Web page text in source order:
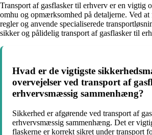
Transport af gasflasker til erhverv er en vigtig
omhu og opmærksomhed på detaljerne. Ved
regler og anvende specialiserede
sikker og pålidelig transport af gasflasker til
Hvad er de vigtigste
overvejelser ved transport af
erhvervsmæssig sammenhæng?
Sikkerhed er afgørende ved transport af
erhvervsmæssig sammenhæng. Det er
flaskerne er korrekt sikret under transport